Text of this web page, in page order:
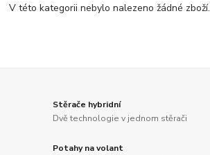
V této kategorii nebylo nalezeno žádné zboží.
Stěrače hybridní
Dvě technologie v jednom stěrači
Potahy na volant